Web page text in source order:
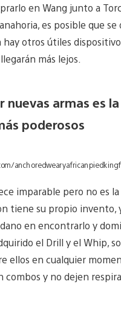
en Wang junto a
es posible que
otros útiles
más lejos.
nuevas armas es
poderosos
imparable pero no es
tiene su propio invento,
en encontrarlo y
el Drill y el Whip,
ellos en cualquier
combos y no dejen